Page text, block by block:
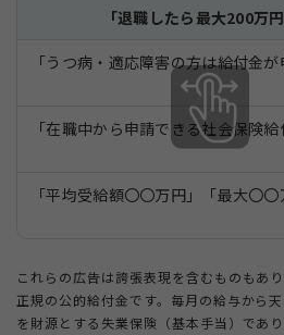
「退職したら最大200万
「うつ病・適応障害の方は給付金が
「在職中から申請できる社会保険給
「平均受給額〇〇万円」「最大〇〇
これらの広告は誇張表現を含むものもあ
正規の公的給付金です。毎月の給与から
を財源とする失業保険（基本手当）であ